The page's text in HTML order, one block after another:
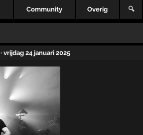
Community Overig 🔍
· vrijdag 24 januari 2025